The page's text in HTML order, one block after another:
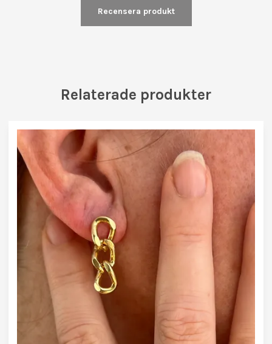
Recensera produkt
Relaterade produkter